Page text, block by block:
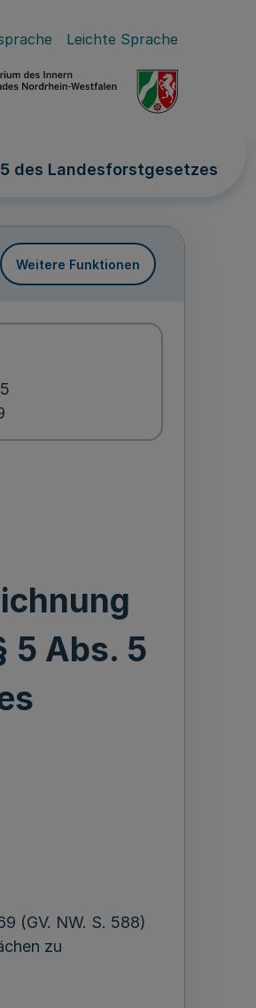
Leichte Sprache
des Landesforstgesetzes
Weitere Funktionen
5 Abs. 5
(GV. NW. S. 588)
zu